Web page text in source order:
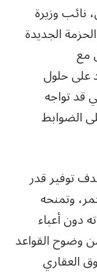
نائب وزيرة
الجديدة
مع
على حلول
قد تواجه
الضوابط
توفير قدر
وتمنحه
دون أعباء
وضوح القواعد
العقاري